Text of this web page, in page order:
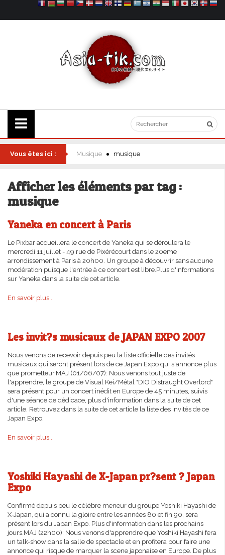
Vous êtes ici : Musique musique
Afficher les éléments par tag :
musique
Yaneka en concert à Paris
Le Pixbar accueillera le concert de Yaneka qui se déroulera le
mercredi 11 juillet - 49 rue de Pixérécourt dans le 20eme
arrondissement à Paris à 20h00. Un groupe à découvrir sans aucune
modération puisque l'entrée à ce concert est libre.Plus d'informations
sur Yaneka dans la suite de cet article.
En savoir plus...
Les invit?s musicaux de JAPAN EXPO 2007
Nous venons de recevoir depuis peu la liste officielle des invités
musicaux qui seront présent lors de ce Japan Expo qui s'annonce plus
que prometteur.MAJ (01/06/07): Nous venons tout juste de
l'apprendre, le groupe de Visual Kei/Métal "DIO Distraught Overlord"
sera présent pour un concert inédit en Europe de 45 minutes, suivis
d'une séance de dédicace, plus d'information dans la suite de cet
article. Retrouvez dans la suite de cet article la liste des invités de ce
Japan Expo.
En savoir plus...
Yoshiki Hayashi de X-Japan pr?sent ? Japan
Expo
Confirmé depuis peu le célèbre meneur du groupe Yoshiki Hayashi de
X-Japan, qui a connu la gloire entre les années 80 et fin 90, sera
présent lors du Japan Expo. Plus d'information dans les prochains
jours.MAJ (22h00): Nous venons d'apprendre que Yoshiki Hayashi fera
un talk-show dans la salle de spectacle et en profitera pour faire une
annonce qui risque de marquer la scene japonaise en Europe. De plus